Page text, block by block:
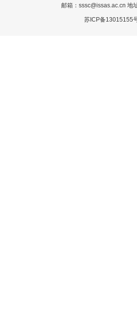
邮箱：sssc@issas.ac.cn 地
苏ICP备13015155